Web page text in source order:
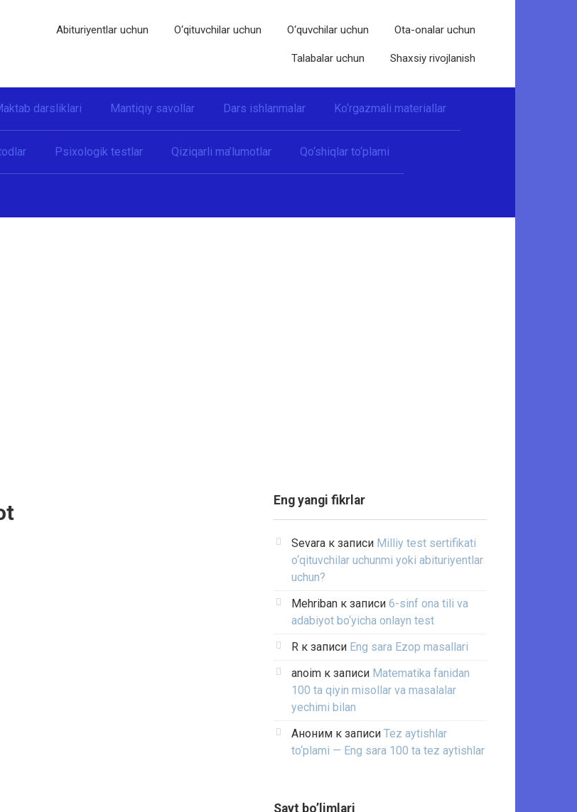
Abituriyentlar uchun O‘qituvchilar uchun O‘quvchilar uchun Ota-onalar uchun
Talabalar uchun Shaxsiy rivojlanish
darsliklari Mantiqiy savollar Dars ishlanmalar Ko‘rgazmali materiallar
Psixologik testlar Qiziqarli ma’lumotlar Qo‘shiqlar to‘plami
Eng yangi fikrlar
Sevara к записи Milliy test sertifikati
o‘qituvchilar uchunmi yoki abituriyentlar
uchun?
Mehriban к записи 6-sinf ona tili va
adabiyot bo‘yicha onlayn test
R к записи Eng sara Ezop masallari
anoim к записи Matematika fanidan
100 ta qiyin misollar va masalalar
yechimi bilan
Аноним к записи Tez aytishlar
to‘plami — Eng sara 100 ta tez aytishlar
Sayt bo’limlari